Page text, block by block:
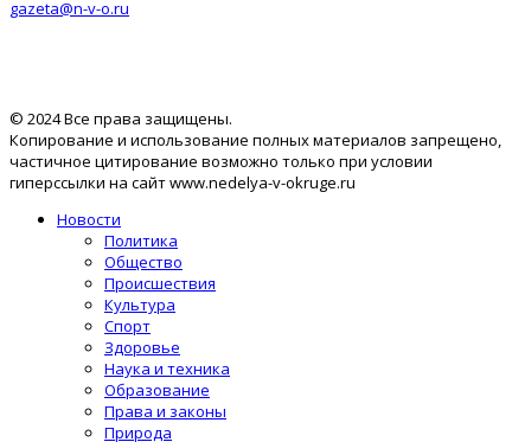
gazeta@n-v-o.ru
© 2024 Все права защищены.
Копирование и использование полных материалов запрещено,
частичное цитирование возможно только при условии
гиперссылки на сайт www.nedelya-v-okruge.ru
Новости
Политика
Общество
Происшествия
Культура
Спорт
Здоровье
Наука и техника
Образование
Права и законы
Природа